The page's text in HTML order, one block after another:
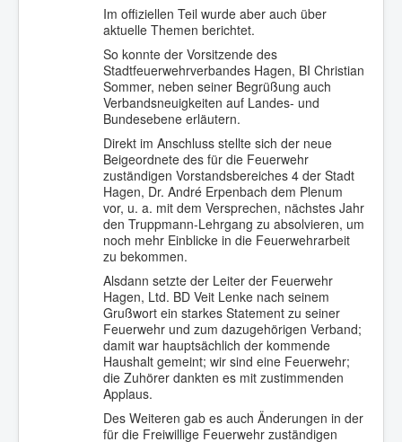
Im offiziellen Teil wurde aber auch über
aktuelle Themen berichtet.
So konnte der Vorsitzende des
Stadtfeuerwehrverbandes Hagen, BI Christian
Sommer, neben seiner Begrüßung auch
Verbandsneuigkeiten auf Landes- und
Bundesebene erläutern.
Direkt im Anschluss stellte sich der neue
Beigeordnete des für die Feuerwehr
zuständigen Vorstandsbereiches 4 der Stadt
Hagen, Dr. André Erpenbach dem Plenum
vor, u. a. mit dem Versprechen, nächstes Jahr
den Truppmann-Lehrgang zu absolvieren, um
noch mehr Einblicke in die Feuerwehrarbeit
zu bekommen.
Alsdann setzte der Leiter der Feuerwehr
Hagen, Ltd. BD Veit Lenke nach seinem
Grußwort ein starkes Statement zu seiner
Feuerwehr und zum dazugehörigen Verband;
damit war hauptsächlich der kommende
Haushalt gemeint; wir sind eine Feuerwehr;
die Zuhörer dankten es mit zustimmenden
Applaus.
Des Weiteren gab es auch Änderungen in der
für die Freiwillige Feuerwehr zuständigen